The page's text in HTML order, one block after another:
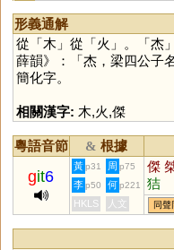
形義通解
從「 木」從「 火 」。「 杰
薛韻》：「杰，梁四公子
簡化字。
相關漢字: 木,火,傑
粵語音節 & 根據
git6
黃 p31 周 p75 傑
狤
李 p50 何 p221
HKLS 人文 同聲